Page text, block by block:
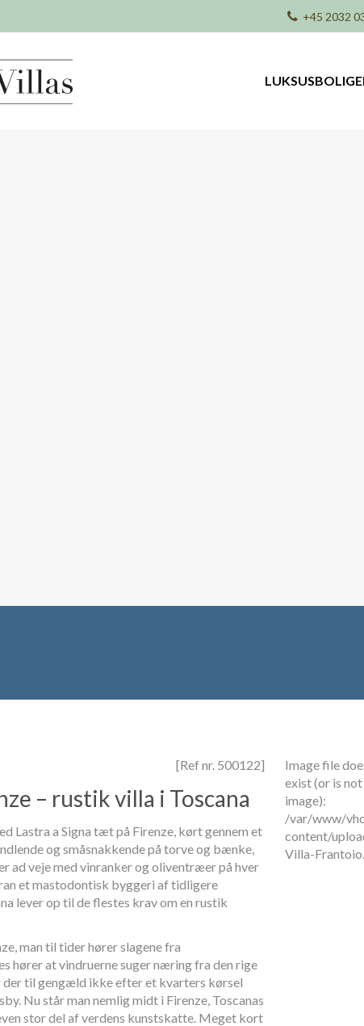
+45 2032
[Ref nr. 500122]
– rustik villa i Toscana
Lastra a Signa tæt på Firenze, kørt gennem et
og småsnakkende på torve og bænke,
ad veje med vinranker og oliventræer på hver
et mastodontisk byggeri af tidligere
lever op til de flestes krav om en rustik
man til tider hører slagene fra
hører at vindruerne suger næring fra den rige
der til gengæld ikke efter et kvarters kørsel
Nu står man nemlig midt i Firenze, Toscanas
stor del af verdens kunstskatte. Meget kort
Image file
exist (or is not
image):
/var/www/
content/
Villa-